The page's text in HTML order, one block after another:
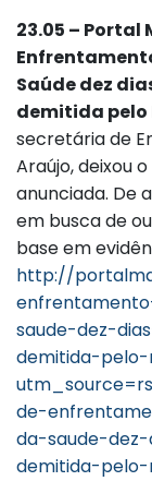
23.05 – Portal
Saúde dez
demitida pelo
secretária de
Araújo, deixou
anunciada. De
em busca de
base em
http://
saude-dez-
demitida-
de-
da-saude-
demitida-